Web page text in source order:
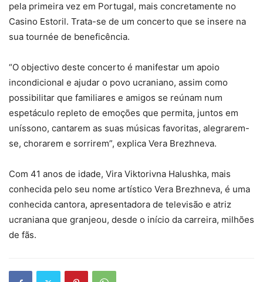
pela primeira vez em Portugal, mais concretamente no
Casino Estoril. Trata-se de um concerto que se insere na
sua tournée de beneficência.
“O objectivo deste concerto é manifestar um apoio
incondicional e ajudar o povo ucraniano, assim como
possibilitar que familiares e amigos se reúnam num
espetáculo repleto de emoções que permita, juntos em
uníssono, cantarem as suas músicas favoritas, alegrarem-
se, chorarem e sorrirem”, explica Vera Brezhneva.
Com 41 anos de idade, Vira Viktorivna Halushka, mais
conhecida pelo seu nome artístico Vera Brezhneva, é uma
conhecida cantora, apresentadora de televisão e atriz
ucraniana que granjeou, desde o início da carreira, milhões
de fãs.